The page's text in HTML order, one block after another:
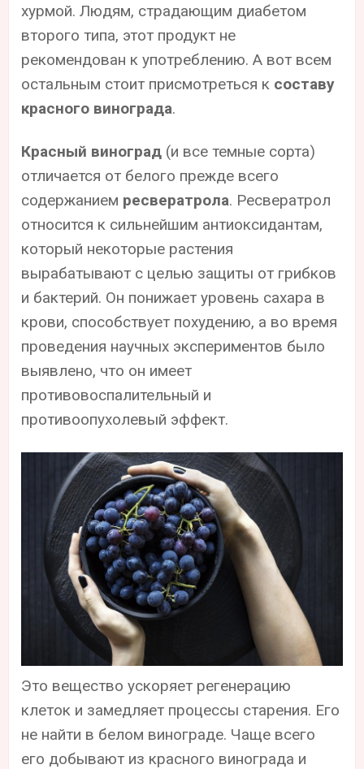
хурмой. Людям, страдающим диабетом
второго типа, этот продукт не
рекомендован к употреблению. А вот всем
остальным стоит присмотреться к составу
красного винограда.
Красный виноград (и все темные сорта)
отличается от белого прежде всего
содержанием ресвератрола. Ресвератрол
относится к сильнейшим антиоксидантам,
который некоторые растения
вырабатывают с целью защиты от грибков
и бактерий. Он понижает уровень сахара в
крови, способствует похудению, а во время
проведения научных экспериментов было
выявлено, что он имеет
противовоспалительный и
противоопухолевый эффект.
Это вещество ускоряет регенерацию
клеток и замедляет процессы старения. Его
не найти в белом винограде. Чаще всего
его добывают из красного винограда и